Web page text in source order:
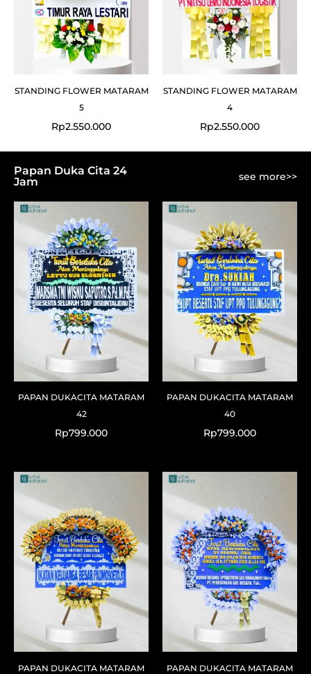
STANDING FLOWER MATARAM
5
Rp2.550.000
STANDING FLOWER MATARAM
4
Rp2.550.000
Papan Duka Cita 24
Jam
see more>>
PAPAN DUKACITA MATARAM
42
Rp799.000
PAPAN DUKACITA MATARAM
40
Rp799.000
PAPAN DUKACITA MATARAM
PAPAN DUKACITA MATARAM